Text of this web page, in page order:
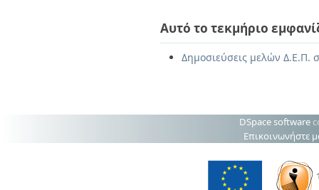
Αυτό το τεκμήριο
Δημοσιεύσεις μελών Δ.Ε.Π.
DSpace software
Επικοινωνήστε